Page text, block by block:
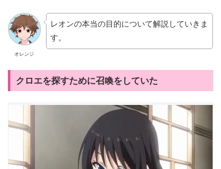
オレンジ
レオンの本当の目的について解説していきま
す。
クロエを探すために召喚をしていた